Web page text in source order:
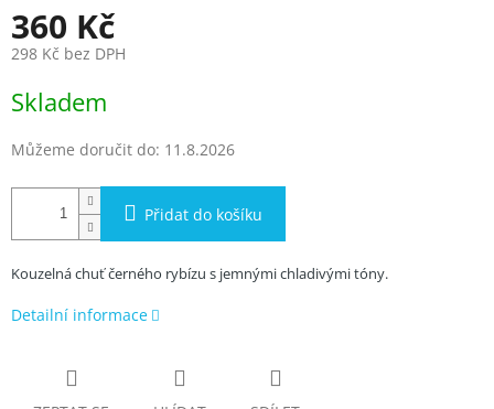
360 Kč
298 Kč bez DPH
cena:
Skladem
Můžeme doručit do: 11.8.2026
Přidat do košíku
Kouzelná chuť černého rybízu s jemnými chladivými tóny.
Detailní informace